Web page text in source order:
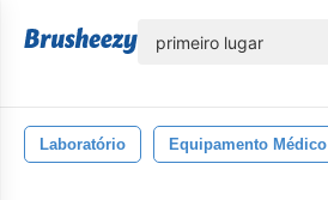
Laboratório Equipamento Médico